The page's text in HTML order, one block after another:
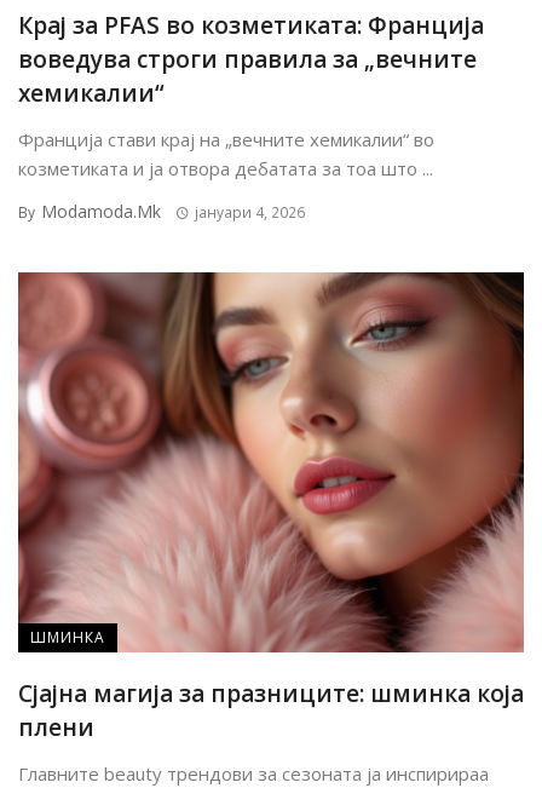
Крај за PFAS во козметиката: Франција
воведува строги правила за „вечните
хемикалии“
Франција стави крај на „вечните хемикалии“ во
козметиката и ја отвора дебатата за тоа што ...
By Modamoda.mk јануари 4, 2026
ШМИНКА
Сјајна магија за празниците: шминка која
плени
Главните beauty трендови за сезоната ја инспирираа